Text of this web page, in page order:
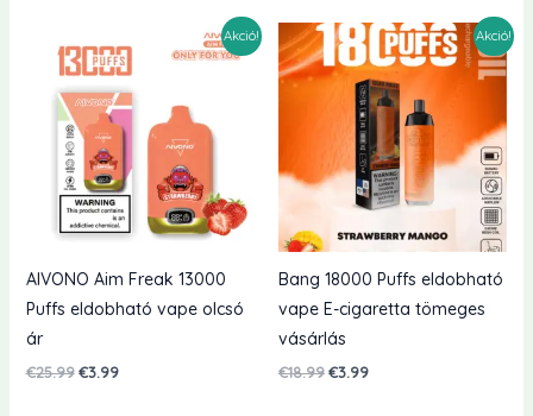
Akció!
AIVONO Aim Freak 13000
Puffs eldobható vape olcsó
ár
€25.99 Eredeti
€3.99Jelenlegi
Akció!
Bang 18000 Puffs eldobható
vape E-cigaretta tömeges
vásárlás
€18.99Eredeti
€3.99Jelenlegi